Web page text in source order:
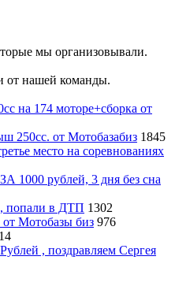
мы организовывали.
от нашей команды.
на 174 моторе+сборка от
250сс. от Мотобазабиз 1845
место на соревнованиях
1000 рублей, 3 дня без сна
попали в ДТП 1302
от Мотобазы биз 976
, поздравляем Сергея